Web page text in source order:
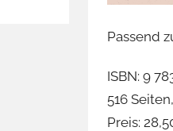
Passend
ISBN: 9
516
Preis: